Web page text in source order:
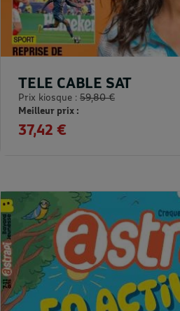
TELE CABLE SAT
Prix kiosque : 59,80 €
Meilleur prix :
37,42 €